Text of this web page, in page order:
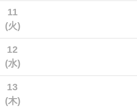
11
(火)
12
(水)
13
(木)